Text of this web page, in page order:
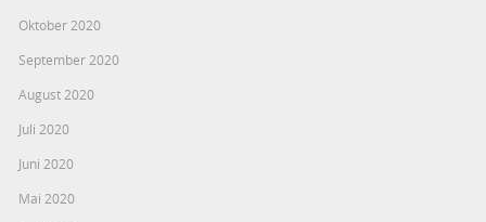
Oktober 2020
September 2020
August 2020
Juli 2020
Juni 2020
Mai 2020